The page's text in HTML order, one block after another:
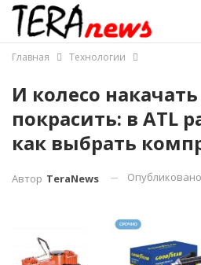
Главная Технологии
И колесо
покрасить: в ATL
как выбрать
Автор TeraNews Опубликовано